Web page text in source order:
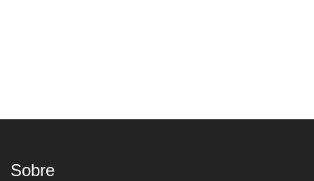
Sobre